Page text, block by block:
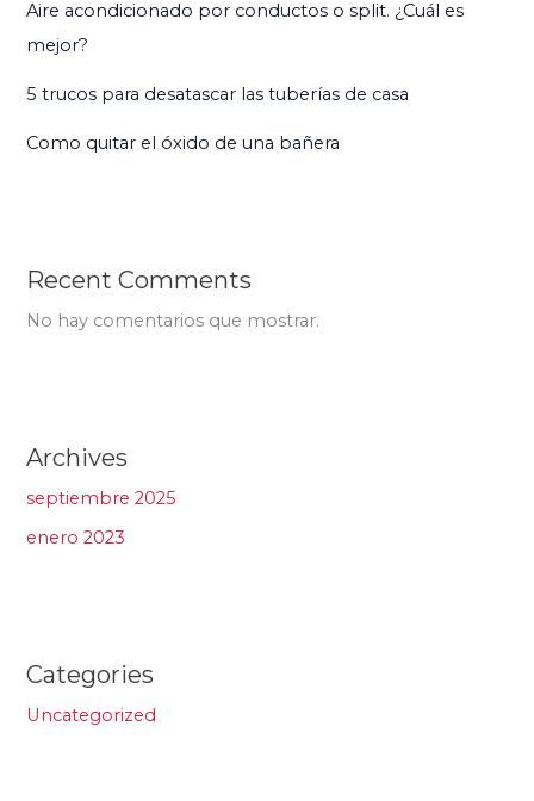
Aire acondicionado por conductos o split. ¿Cuál es
mejor?
5 trucos para desatascar las tuberías de casa
Como quitar el óxido de una bañera
Recent Comments
No hay comentarios que mostrar.
Archives
septiembre 2025
enero 2023
Categories
Uncategorized